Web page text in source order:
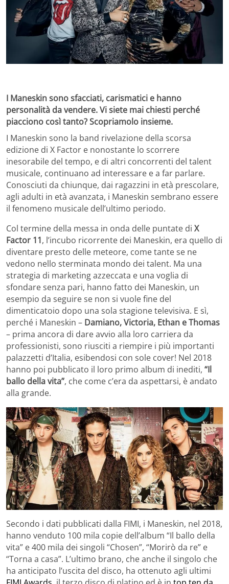
I Maneskin sono sfacciati, carismatici e hanno
personalità da vendere. Vi siete mai chiesti perché
piacciono così tanto? Scopriamolo insieme.
I Maneskin sono la band rivelazione della scorsa
edizione di X Factor e nonostante lo scorrere
inesorabile del tempo, e di altri concorrenti del talent
musicale, continuano ad interessare e a far parlare.
Conosciuti da chiunque, dai ragazzini in età prescolare,
agli adulti in età avanzata, i Maneskin sembrano essere
il fenomeno musicale dell’ultimo periodo.
Col termine della messa in onda delle puntate di X
Factor 11, l’incubo ricorrente dei Maneskin, era quello di
diventare presto delle meteore, come tante se ne
vedono nello sterminata mondo dei talent. Ma una
strategia di marketing azzeccata e una voglia di
sfondare senza pari, hanno fatto dei Maneskin, un
esempio da seguire se non si vuole fine del
dimenticatoio dopo una sola stagione televisiva. E sì,
perché i Maneskin – Damiano, Victoria, Ethan e Thomas
– prima ancora di dare avvio alla loro carriera da
professionisti, sono riusciti a riempire i più importanti
palazzetti d’Italia, esibendosi con sole cover! Nel 2018
hanno poi pubblicato il loro primo album di inediti, “Il
ballo della vita”, che come c’era da aspettarsi, è andato
alla grande.
Secondo i dati pubblicati dalla FIMI, i Maneskin, nel 2018,
hanno venduto 100 mila copie dell’album “Il ballo della
vita” e 400 mila dei singoli “Chosen”, “Morirò da re” e
“Torna a casa”. L’ultimo brano, che anche il singolo che
ha anticipato l’uscita del disco, ha ottenuto agli ultimi